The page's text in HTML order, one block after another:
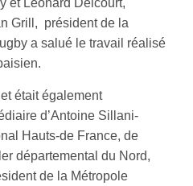
et Léonard Delcourt,
Grill, président de la
a salué le travail réalisé
était également
d’Antoine Sillani-
Hauts-de France, de
départemental du Nord,
de la Métropole